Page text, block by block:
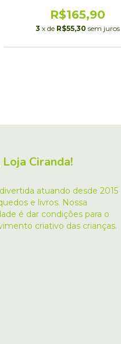
R$165,90
3 x de R$55,30 sem juros
Ciranda!
atuando desde 2015
e livros. Nossa
é dar condições para o
criativo das crianças.